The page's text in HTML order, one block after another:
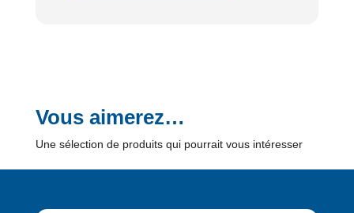
Vous aimerez…
Une sélection de produits qui pourrait vous intéresser